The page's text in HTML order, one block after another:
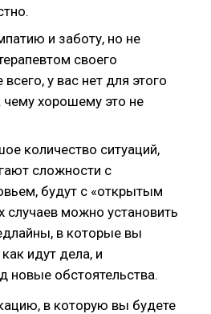
и заботу, но не
своего
у вас нет для этого
чему хорошему это не
количество ситуаций,
сложности с
будут с «открытым
случаев можно установить
в которые вы
идут дела, и
новые обстоятельства.
в которую вы будете